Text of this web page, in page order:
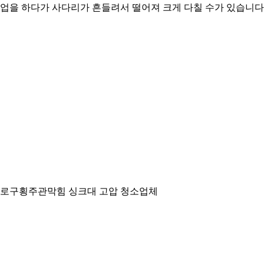
을 하다가 사다리가 흔들려서 떨어져 크게 다칠 수가 있습니
구횡주관막힘 싱크대 고압 청소업체